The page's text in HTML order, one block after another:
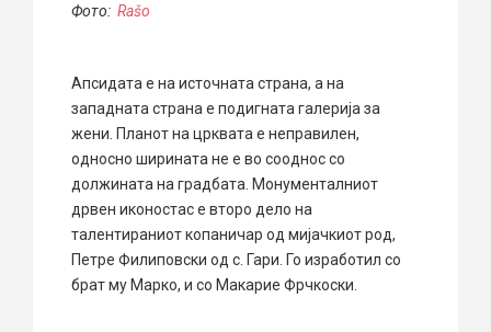
Фото: Rašo
Апсидата е на источната страна, а на
западната страна е подигната галерија за
жени. Планот на црквата е неправилен,
односно ширината не е во сооднос со
должината на градбата. Монументалниот
дрвен иконостас е второ дело на
талентираниот копаничар од мијачкиот род,
Петре Филиповски од с. Гари. Го изработил со
брат му Марко, и со Макарие Фрчкоски.